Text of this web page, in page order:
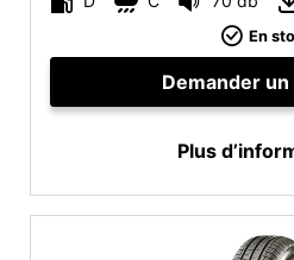
En
Demander un
Plus